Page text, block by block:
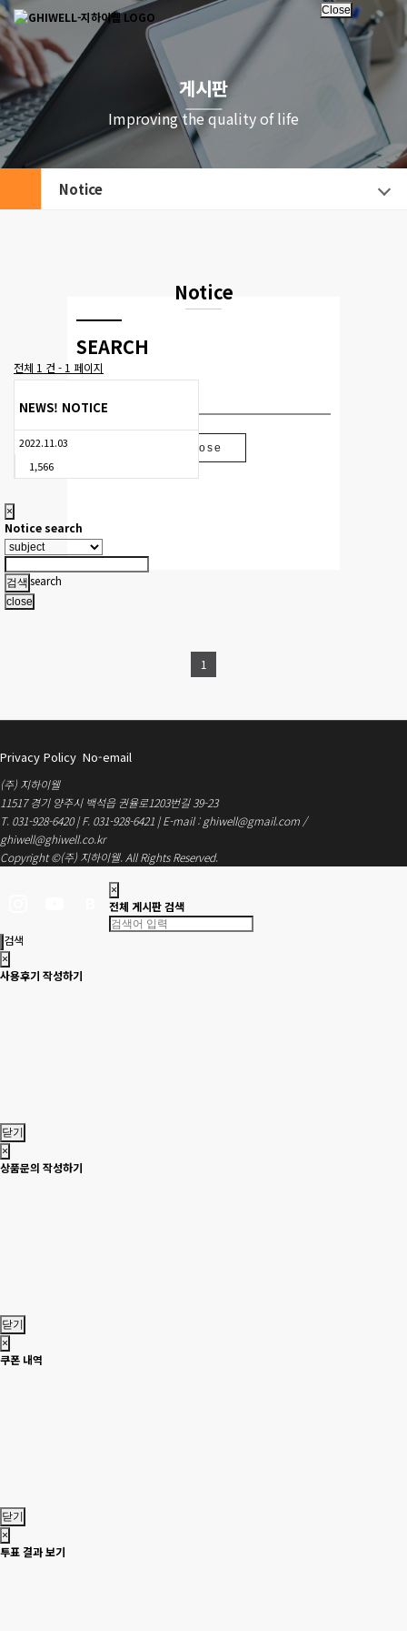
Close
방문해 주셔서 감사합니다.
SEARCH
Close
게시판
Improving the quality of life
Notice
Notice
전체 1 건 - 1 페이지
NEWS! NOTICE
2022.11.03
1,566
×
Notice search
search
close
1
Privacy Policy No-email
(주) 지하이웰
11517 경기 양주시 백석읍 권율로1203번길 39-23
T. 031-928-6420 | F. 031-928-6421 | E-mail : ghiwell@gmail.com /
ghiwell@ghiwell.co.kr
Copyright ©(주) 지하이웰. All Rights Reserved.
×
전체 게시판 검색
검색
×
사용후기 작성하기
닫기
×
상품문의 작성하기
닫기
×
쿠폰 내역
닫기
×
투표 결과 보기